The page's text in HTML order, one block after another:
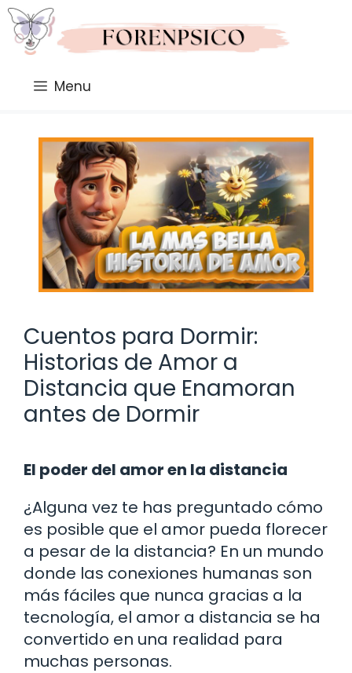
Saltar
al
contenido
Menu
Cuentos para Dormir:
Historias de Amor a
Distancia que Enamoran
antes de Dormir
El poder del amor en la distancia
¿Alguna vez te has preguntado cómo
es posible que el amor pueda florecer
a pesar de la distancia? En un mundo
donde las conexiones humanas son
más fáciles que nunca gracias a la
tecnología, el amor a distancia se ha
convertido en una realidad para
muchas personas.